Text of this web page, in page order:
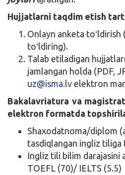
Hujjatlarni taqdim etish
Onlayn anketa toʻldirish
toʻldiring).
Talab etiladigan
jamlangan holda (PDF,
uz@isma.lv elektron
Bakalavriatura va
elektron formatda
Shaxodatnoma/diplom
tasdiqlangan ingliz tiliga
Ingliz tili bilim darajasini
TOEFL (70)/ IELTS (5.5)